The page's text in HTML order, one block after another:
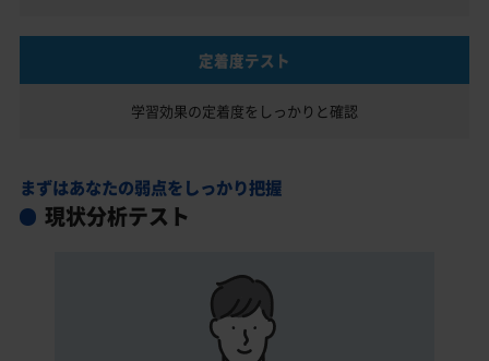
定着度テスト
学習効果の定着度を しっかりと確認
まずはあなたの弱点をしっかり把握
現状分析テスト